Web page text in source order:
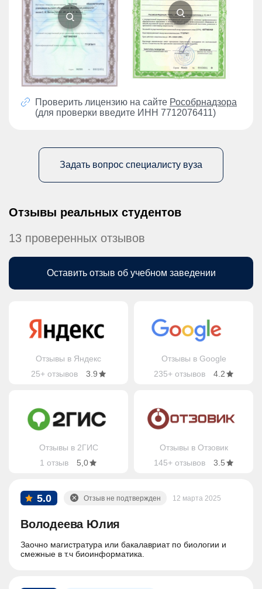
Проверить лицензию на сайте Рособрнадзора
(для проверки введите ИНН 7712076411)
Задать вопрос специалисту вуза
Отзывы реальных студентов
13 проверенных отзывов
Оставить отзыв об учебном заведении
Отзывы в Яндекс
25+ отзывов
3.9
Отзывы в Google
235+ отзывов
4.2
Отзывы в 2ГИС
1 отзыв
5,0
Отзывы в Отзовик
145+ отзывов
3.5
5.0
Володеева Юлия
12 марта 2025
Отзыв не подтвержден
Заочно магистратура или бакалавриат по биологии и
смежные в т.ч биоинформатика.